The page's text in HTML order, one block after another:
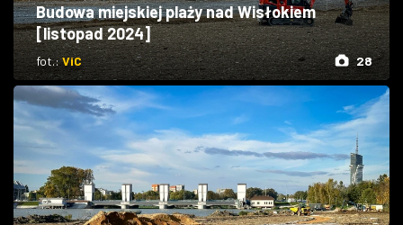
Budowa miejskiej plaży nad Wisłokiem
[listopad 2024]
fot.:ViC 28